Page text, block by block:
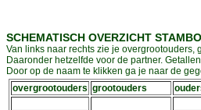
SCHEMATISCH OVERZICHT
Van links naar rechts zie je
Daaronder hetzelfde voor de partner.
Door op de naam te klikken ga je naar de
overgrootouders grootouders